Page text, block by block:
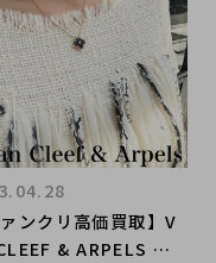
ァンクリ高価買取】V
& ARPELS を